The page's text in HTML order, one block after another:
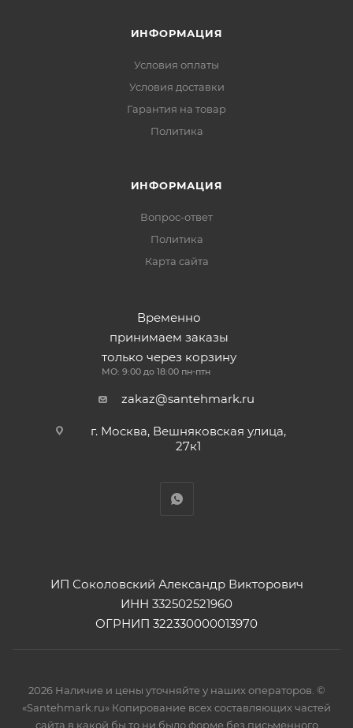
ИНФОРМАЦИЯ
Условия оплаты
Условия доставки
Гарантия на товар
Политика
ИНФОРМАЦИЯ
Вопрос-ответ
Политика
Карта сайта
Временно
принимаем заказы
только через корзину
МО: 9:00 до 18:00 пн-птн
zakaz@santehmark.ru
г. Москва, Вешняковская улица,
27к1
ИП Соколовский Александр Викторович
ИНН 332502521960
ОГРНИП 322330000013970
2026 Наличие и цены уточняйте у наших операторов. ©
«Santehmark.ru» Копирование всех составляющих частей
сайта в какой бы то ни было форме без письменного